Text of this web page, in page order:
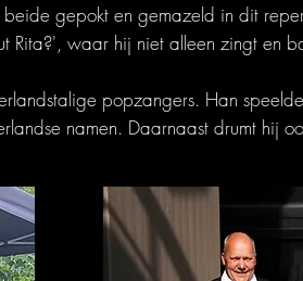
gepokt en gemazeld in dit
Rita?', waar hij niet alleen zingt en
popzangers. Han
namen. Daarnaast drumt hij